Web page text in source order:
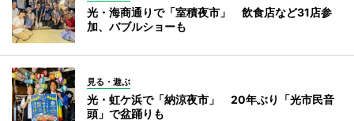
光・海商通りで「室積夜市」 飲食店など31店参
加、バブルショーも
見る・遊ぶ
光・虹ケ浜で「納涼夜市」 20年ぶり「光市民音
頭」で盆踊りも